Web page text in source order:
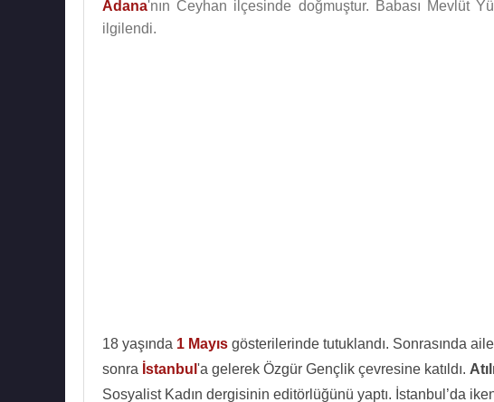
Adana'nın Ceyhan ilçesinde doğmuştur. Babası Mevlüt
ilgilendi.
18 yaşında 1 Mayıs gösterilerinde tutuklandı. Sonrasında
sonra İstanbul 'a gelerek Özgür Gençlik çevresine katıldı.
Sosyalist Kadın dergisinin editörlüğünü yaptı. İstanbul’da